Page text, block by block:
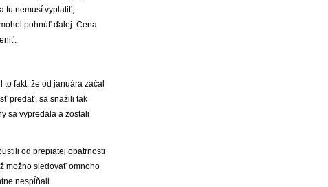
tu nemusí vyplatiť;
pohnúť ďalej. Cena
fakt, že od januára začal
predať, sa snažili tak
sa vypredala a zostali
od prepiatej opatrnosti
možno sledovať omnoho
nespĺňali